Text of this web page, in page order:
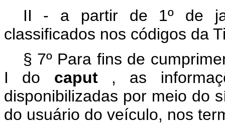
II - a partir de 1º de
classificados nos códigos da
§ 7º Para fins de
I do caput , as
disponibilizadas por meio do
do usuário do veículo, nos